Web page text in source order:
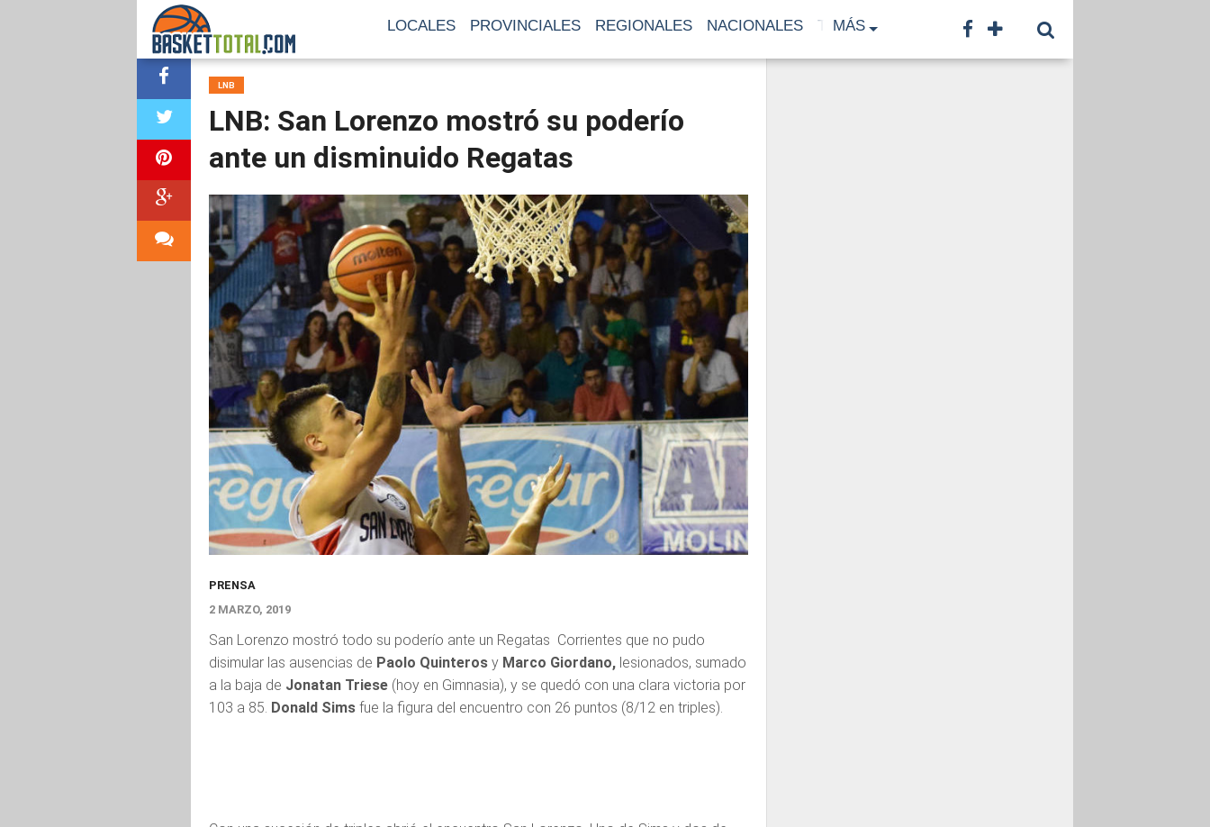
LOCALES PROVINCIALES REGIONALES NACIONALES TF TNA CONTACTO
MÁS
LNB
LNB: San Lorenzo mostró su poderío
ante un disminuido Regatas
PRENSA
2 MARZO, 2019
San Lorenzo mostró todo su poderío ante un Regatas Corrientes que no pudo
disimular las ausencias de Paolo Quinteros y Marco Giordano, lesionados, sumado
a la baja de Jonatan Triese (hoy en Gimnasia), y se quedó con una clara victoria por
103 a 85. Donald Sims fue la figura del encuentro con 26 puntos (8/12 en triples).